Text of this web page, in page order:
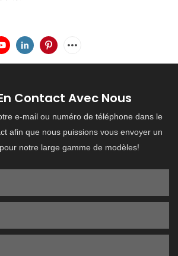
Contact Avec Nous
e-mail ou numéro de téléphone dans le
afin que nous puissions vous envoyer un
notre large gamme de modèles!